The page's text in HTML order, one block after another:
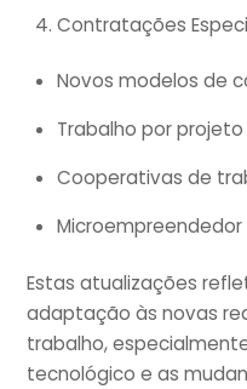
Contratações
Novos modelos de
Trabalho por projeto
Cooperativas de
Estas atualizações
adaptação às novas
trabalho,
tecnológico e as